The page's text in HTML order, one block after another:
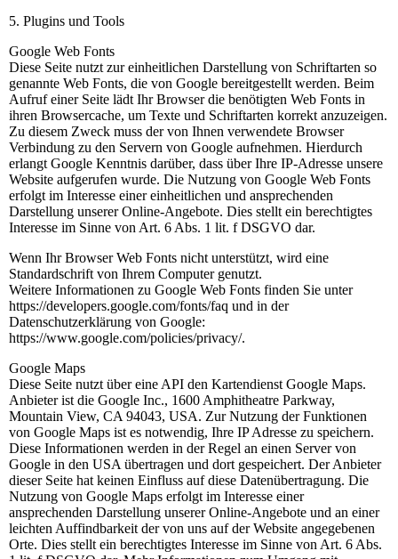
5. Plugins und Tools
Google Web Fonts
Diese Seite nutzt zur einheitlichen Darstellung von Schriftarten so
genannte Web Fonts, die von Google bereitgestellt werden. Beim
Aufruf einer Seite lädt Ihr Browser die benötigten Web Fonts in
ihren Browsercache, um Texte und Schriftarten korrekt anzuzeigen.
Zu diesem Zweck muss der von Ihnen verwendete Browser
Verbindung zu den Servern von Google aufnehmen. Hierdurch
erlangt Google Kenntnis darüber, dass über Ihre IP-Adresse unsere
Website aufgerufen wurde. Die Nutzung von Google Web Fonts
erfolgt im Interesse einer einheitlichen und ansprechenden
Darstellung unserer Online-Angebote. Dies stellt ein berechtigtes
Interesse im Sinne von Art. 6 Abs. 1 lit. f DSGVO dar.
Wenn Ihr Browser Web Fonts nicht unterstützt, wird eine
Standardschrift von Ihrem Computer genutzt.
Weitere Informationen zu Google Web Fonts finden Sie unter
https://developers.google.com/fonts/faq und in der
Datenschutzerklärung von Google:
https://www.google.com/policies/privacy/.
Google Maps
Diese Seite nutzt über eine API den Kartendienst Google Maps.
Anbieter ist die Google Inc., 1600 Amphitheatre Parkway,
Mountain View, CA 94043, USA. Zur Nutzung der Funktionen
von Google Maps ist es notwendig, Ihre IP Adresse zu speichern.
Diese Informationen werden in der Regel an einen Server von
Google in den USA übertragen und dort gespeichert. Der Anbieter
dieser Seite hat keinen Einfluss auf diese Datenübertragung. Die
Nutzung von Google Maps erfolgt im Interesse einer
ansprechenden Darstellung unserer Online-Angebote und an einer
leichten Auffindbarkeit der von uns auf der Website angegebenen
Orte. Dies stellt ein berechtigtes Interesse im Sinne von Art. 6 Abs.